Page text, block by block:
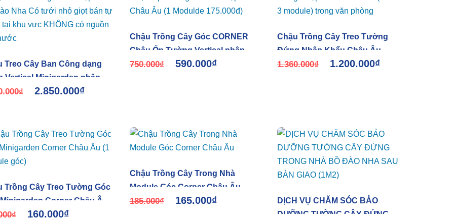
Treo Cây Ban Công dạng
Vertical Minigarden nhập
Bồ Đào Nha Có tưới nhỏ
₫ 2.850.000₫
Chậu Trồng Cây Góc CORNER
Chậu Ốp Tường Vertical nhập
khẩu Châu Âu (1 Modulde
750.000₫ 590.000₫
Chậu Trồng Cây Treo Tường
Đứng Nhập Khẩu Châu Âu
(Combo 3 module) trong văn
1.360.000₫ 1.200.000₫
Trồng Cây Treo Tường Góc
Corner Châu Âu
góc)
₫ 160.000₫
Chậu Trồng Cây Trong Nhà
Module Góc Corner Châu Âu
185.000₫ 165.000₫
DỊCH VỤ CHĂM SÓC BẢO
DƯỠNG TƯỜNG CÂY ĐỨNG